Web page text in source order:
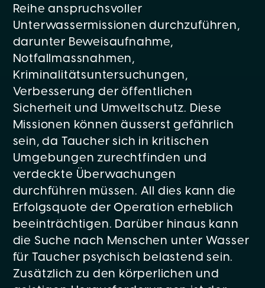
Reihe anspruchsvoller
Unterwassermissionen durchzuführen,
darunter Beweisaufnahme,
Notfallmassnahmen,
Kriminalitätsuntersuchungen,
Verbesserung der öffentlichen
Sicherheit und Umweltschutz. Diese
Missionen können äusserst gefährlich
sein, da Taucher sich in kritischen
Umgebungen zurechtfinden und
verdeckte Überwachungen
durchführen müssen. All dies kann die
Erfolgsquote der Operation erheblich
beeinträchtigen. Darüber hinaus kann
die Suche nach Menschen unter Wasser
für Taucher psychisch belastend sein.
Zusätzlich zu den körperlichen und